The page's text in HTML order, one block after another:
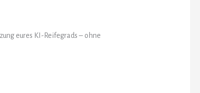
eures KI-Reifegrads – ohne